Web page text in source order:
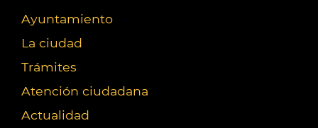
Ayuntamiento
La ciudad
Trámites
Atención ciudadana
Actualidad